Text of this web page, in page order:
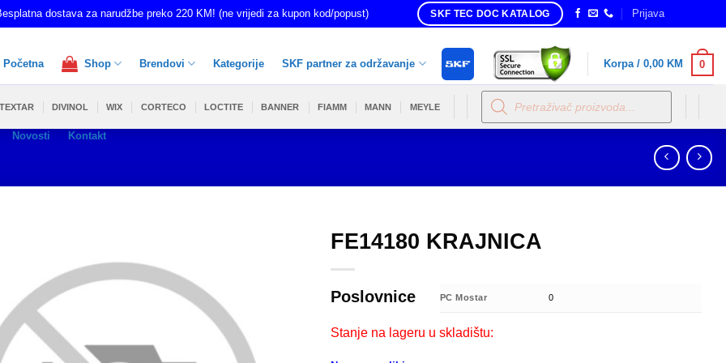
dostava za narudžbe preko 220 KM! (ne vrijedi za kupon kod/popust) SKF TEC DOC KATALOG Prijava
Početna Shop Brendovi Kategorije SKF partner za održavanje
Novosti Kontakt
Korpa / 0,00 KM 0
TEXTAR DIVINOL WIX CORTECO LOCTITE BANNER FIAMM MANN MEYLE
Products
search
FE14180 KRAJNICA
Poslovnice PC Mostar 0
Stanje na lageru u skladištu: